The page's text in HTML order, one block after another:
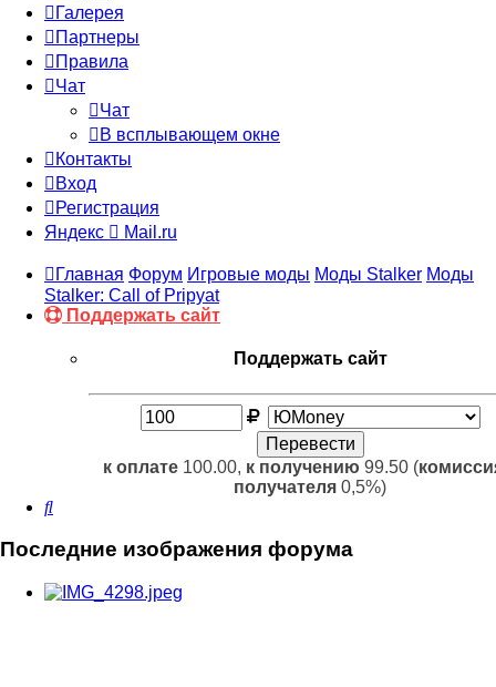
Галерея
Партнеры
Правила
Чат
Чат
В всплывающем окне
Контакты
Вход
Регистрация
Яндекс
Mail.ru
Главная Форум Игровые моды Моды Stalker Моды
Stalker: Call of Pripyat
Поддержать сайт
Поддержать сайт
к оплате100.00, к получению 99.50 (
получателя 0,5%)
Поиск
Последние изображения форума